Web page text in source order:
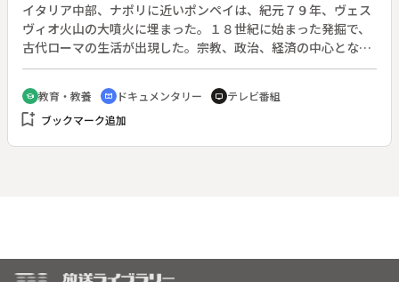
イタリア中部、ナポリに近いポンペイは、紀元７９年、ヴェス
ヴィオ火山の大噴火に埋まった。１８世紀に始まった発掘で、
古代ローマの生活が出現した。宗教、政治、経済の中心となっ
たフォロ、アポロ神殿、円形闘技場、商店街、高級住宅、ディ
オニュソス信仰の秘儀の館などが発掘され、空洞に石膏を流し
込んで犠牲者の像が再現された。◆リゾート地だったエル・コ
ラーノも、ポンペイと共に死の町と化した。ノチューラ門の外
school 教育・教養 cinematic_blur ドキュメンタリー tv テレビ番組
bookmark_add ブックマーク追加